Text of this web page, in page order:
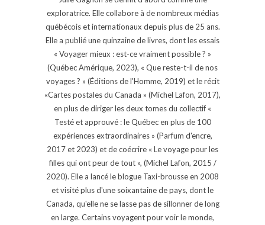
exploratrice. Elle collabore à de nombreux médias
québécois et internationaux depuis plus de 25 ans.
Elle a publié une quinzaine de livres, dont les essais
« Voyager mieux : est-ce vraiment possible ? »
(Québec Amérique, 2023), « Que reste-t-il de nos
voyages ? » (Éditions de l'Homme, 2019) et le récit
«Cartes postales du Canada » (Michel Lafon, 2017),
en plus de diriger les deux tomes du collectif «
Testé et approuvé : le Québec en plus de 100
expériences extraordinaires » (Parfum d'encre,
2017 et 2023) et de coécrire « Le voyage pour les
filles qui ont peur de tout », (Michel Lafon, 2015 /
2020). Elle a lancé le blogue Taxi-brousse en 2008
et visité plus d'une soixantaine de pays, dont le
Canada, qu'elle ne se lasse pas de sillonner de long
en large. Certains voyagent pour voir le monde,